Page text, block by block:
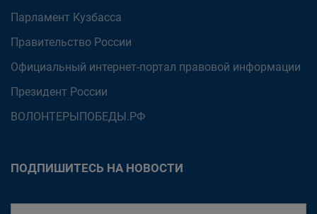
Парламент Кузбасса
Правительство России
Официальный интернет-портал правовой информации
Президент России
ВОЛОНТЕРЫПОБЕДЫ.РФ
ПОДПИШИТЕСЬ НА НОВОСТИ